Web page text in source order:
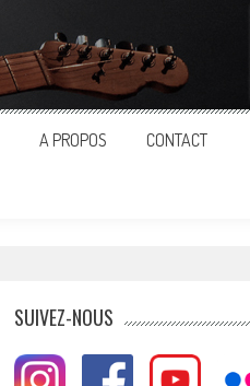
A PROPOS CONTACT
SUIVEZ-NOUS